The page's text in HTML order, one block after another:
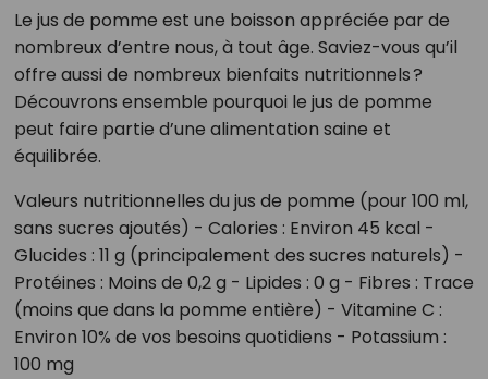
Le jus de pomme est une boisson appréciée par de
nombreux d’entre nous, à tout âge. Saviez-vous qu’il
offre aussi de nombreux bienfaits nutritionnels ?
Découvrons ensemble pourquoi le jus de pomme
peut faire partie d’une alimentation saine et
équilibrée.
Valeurs nutritionnelles du jus de pomme (pour 100 ml,
sans sucres ajoutés) - Calories : Environ 45 kcal -
Glucides : 11 g (principalement des sucres naturels) -
Protéines : Moins de 0,2 g - Lipides : 0 g - Fibres : Trace
(moins que dans la pomme entière) - Vitamine C :
Environ 10% de vos besoins quotidiens - Potassium :
100 mg